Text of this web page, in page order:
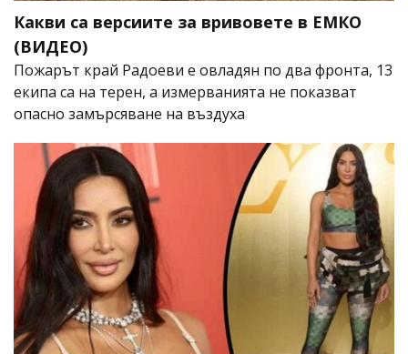
Какви са версиите за вривовете в ЕМКО
(ВИДЕО)
Пожарът край Радоеви е овладян по два фронта, 13
екипа са на терен, а измерванията не показват
опасно замърсяване на въздуха